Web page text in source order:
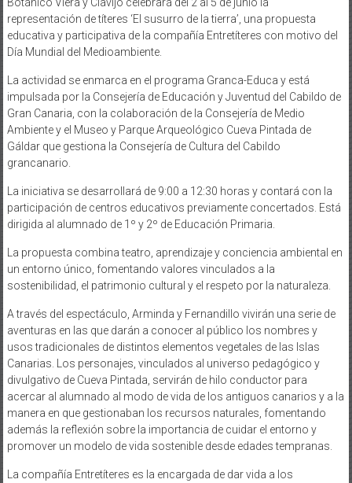
representación de títeres ‘El susurro de la tierra’, una propuesta
educativa y participativa de la compañía Entretíteres con motivo del
Día Mundial del Medioambiente.
La actividad se enmarca en el programa Granca-Educa y está
impulsada por la Consejería de Educación y Juventud del Cabildo de
Gran Canaria, con la colaboración de la Consejería de Medio
Ambiente y el Museo y Parque Arqueológico Cueva Pintada de
Gáldar que gestiona la Consejería de Cultura del Cabildo
grancanario.
La iniciativa se desarrollará de 9:00 a 12:30 horas y contará con la
participación de centros educativos previamente concertados. Está
dirigida al alumnado de 1º y 2º de Educación Primaria.
La propuesta combina teatro, aprendizaje y conciencia ambiental en
un entorno único, fomentando valores vinculados a la
sostenibilidad, el patrimonio cultural y el respeto por la naturaleza.
A través del espectáculo, Arminda y Fernandillo vivirán una serie de
aventuras en las que darán a conocer al público los nombres y
usos tradicionales de distintos elementos vegetales de las Islas
Canarias. Los personajes, vinculados al universo pedagógico y
divulgativo de Cueva Pintada, servirán de hilo conductor para
acercar al alumnado al modo de vida de los antiguos canarios y a la
manera en que gestionaban los recursos naturales, fomentando
además la reflexión sobre la importancia de cuidar el entorno y
promover un modelo de vida sostenible desde edades tempranas.
La compañía Entretíteres es la encargada de dar vida a los